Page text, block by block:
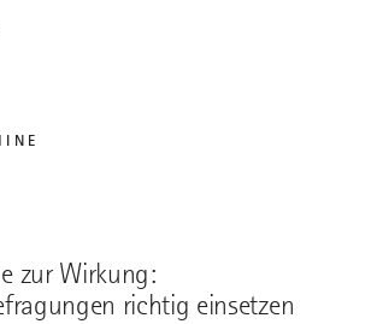
zur Wirkung:
richtig einsetzen